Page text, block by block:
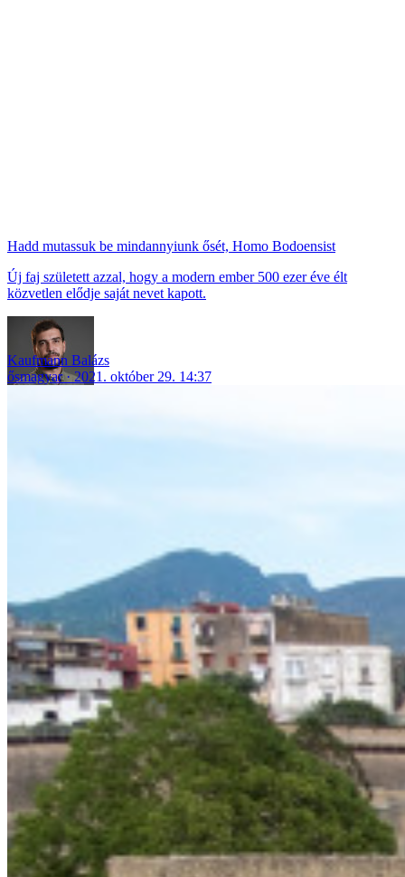
Hadd mutassuk be mindannyiunk ősét, Homo Bodoensist
Új faj született azzal, hogy a modern ember 500 ezer éve élt
közvetlen elődje saját nevet kapott.
Kaufmann Balázs
ősmagyar
2021. október 29. 14:37